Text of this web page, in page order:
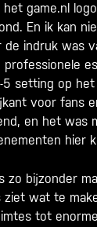
game.nl
En ik kan
de indruk was
professionele
setting op het
voor fans
en het was
hier
zo bijzonder
wat te
tot